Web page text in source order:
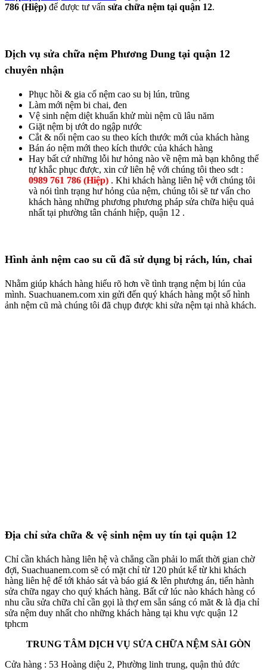
786 (Hiệp) để được tư vấn sửa chữa nệm tại quận 12.
Dịch vụ sửa chữa nệm Phương Dung tại quận 12
chuyên nhận
Phục hồi & gia cố nệm cao su bị lún, trũng
Làm mới nệm bi chai, đen
Vệ sinh nệm diệt khuẩn khử mùi nệm cũ lâu năm
Giặt nệm bị ướt do ngập nước
Cắt & nối nệm cao su theo kích thước mới của khách hàng
Bán áo nệm mới theo kích thước của khách hàng
Hay bất cứ những lỗi hư hỏng nào về nệm mà bạn không thể
tự khắc phục được, xin cứ liên hệ với chúng tôi theo sdt :
0989 761 786 (Hiệp) . Khi khách hàng liên hệ với chúng tôi
và nói tình trạng hư hỏng của nệm, chúng tôi sẽ tư vấn cho
khách hàng những phương phương pháp sửa chữa hiệu quả
nhất tại phường tân chánh hiệp, quận 12 .
Hình ảnh nệm cao su cũ đã sử dụng bị rách, lún, chai
Nhằm giúp khách hàng hiểu rõ hơn về tình trạng nệm bị lún của
mình. Suachuanem.com xin gửi đến quý khách hàng một số hình
ảnh nệm cũ mà chúng tôi đã chụp được khi sửa nệm tại nhà khách.
Địa chỉ sửa chữa & vệ sinh nệm uy tín tại quận 12
Chỉ cần khách hàng liên hệ và chẳng cần phải lo mất thời gian chờ
đợi, Suachuanem.com sẽ có mặt chỉ từ 120 phút kể từ khi khách
hàng liên hệ để tới khảo sát và báo giá & lên phương án, tiến hành
sửa chữa ngay cho quý khách hàng. Bất cứ lúc nào khách hàng có
nhu cầu sửa chữa chỉ cần gọi là thợ em sẵn sáng có măt & là địa chỉ
sửa nệm duy nhất cho những khách hàng tại khu vực quận 12
tphcm
TRUNG TÂM DỊCH VỤ SỬA CHỮA NỆM SÀI GÒN
Cửa hàng : 53 Hoàng diệu 2, Phường linh trung, quận thủ đức